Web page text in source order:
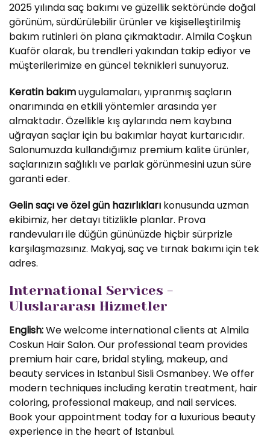
2025 yılında saç bakımı ve güzellik sektöründe doğal
görünüm, sürdürülebilir ürünler ve kişiselleştirilmiş
bakım rutinleri ön plana çıkmaktadır. Almila Coşkun
Kuaför olarak, bu trendleri yakından takip ediyor ve
müşterilerimize en güncel teknikleri sunuyoruz.
Keratin bakımuygulamaları, yıpranmış saçların
onarımında en etkili yöntemler arasında yer
almaktadır. Özellikle kış aylarında nem kaybına
uğrayan saçlar için bu bakımlar hayat kurtarıcıdır.
Salonumuzda kullandığımız premium kalite ürünler,
saçlarınızın sağlıklı ve parlak görünmesini uzun süre
garanti eder.
Gelin saçı ve özel gün hazırlıkları konusunda uzman
ekibimiz, her detayı titizlikle planlar. Prova
randevuları ile düğün gününüzde hiçbir sürprizle
karşılaşmazsınız. Makyaj, saç ve tırnak bakımı için tek
adres.
International Services -
Uluslararası Hizmetler
English:We welcome international clients at Almila
Coskun Hair Salon. Our professional team provides
premium hair care, bridal styling, makeup, and
beauty services in Istanbul Sisli Osmanbey. We offer
modern techniques including keratin treatment, hair
coloring, professional makeup, and nail services.
Book your appointment today for a luxurious beauty
experience in the heart of Istanbul.